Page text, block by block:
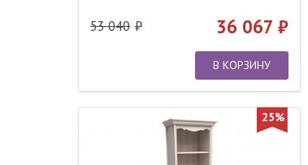
53 040 36 067
В КОРЗИНУ
25%